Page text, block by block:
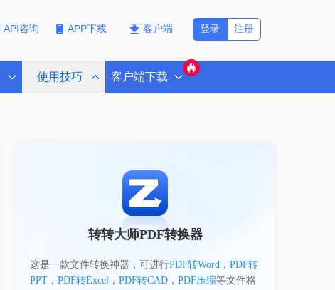
API咨询 APP下载 客户端 注册
登录
使用技巧 客户端下载
转转大师PDF转换器
这是一款文件转换神器，可进行PDF转Word， PDF转
PPT， PDF转Excel， PDF转CAD， PDF压缩等文件格